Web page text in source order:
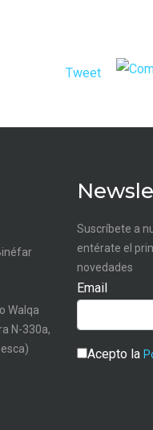
Tweet
Walqa
N-330a,
Suscríbete a
entérate el
novedades
Email
Acepto la